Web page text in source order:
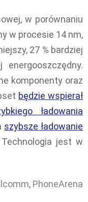
w porównaniu
w procesie 14 nm,
27 % bardziej
komponenty oraz
będzie wspierał
ładowania
szybsze ładowanie
jest w
, PhoneArena